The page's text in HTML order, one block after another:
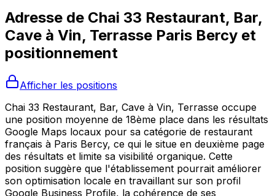
Adresse de Chai 33 Restaurant, Bar,
Cave à Vin, Terrasse Paris Bercy et
positionnement
Afficher les positions
Chai 33 Restaurant, Bar, Cave à Vin, Terrasse occupe
une position moyenne de 18ème place dans les résultats
Google Maps locaux pour sa catégorie de restaurant
français à Paris Bercy, ce qui le situe en deuxième page
des résultats et limite sa visibilité organique. Cette
position suggère que l'établissement pourrait améliorer
son optimisation locale en travaillant sur son profil
Google Business Profile, la cohérence de ses